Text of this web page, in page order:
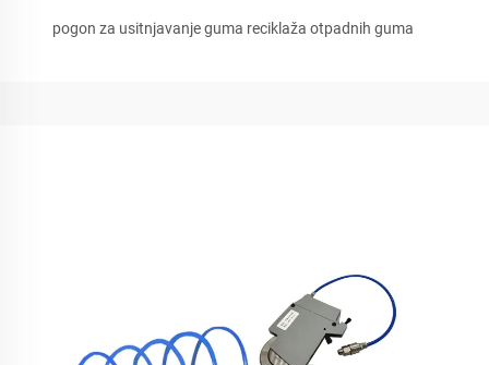
pogon za usitnjavanje guma reciklaža otpadnih guma